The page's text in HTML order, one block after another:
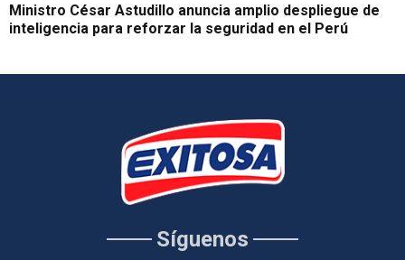
Ministro César Astudillo anuncia amplio despliegue de
inteligencia para reforzar la seguridad en el Perú
Síguenos